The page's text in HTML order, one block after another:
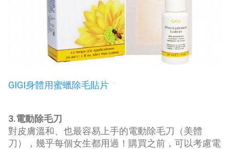
GIGI身體用蜜蠟除毛貼片
3.電動除毛刀
對皮膚溫和、也最容易上手的電動除毛刀（美體
刀），幾乎每個女生都用過！購買之前，可以考慮電